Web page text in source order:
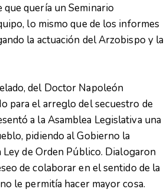
que quería un Seminario
lo mismo que de los informes
la actuación del Arzobispo y la
del Doctor Napoleón
para el arreglo del secuestro de
a la Asamblea Legislativa una
pidiendo al Gobierno la
de Orden Público. Dialogaron
de colaborar en el sentido de la
le permitía hacer mayor cosa.